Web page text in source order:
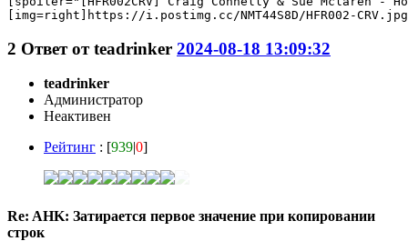
2 Ответ отteadrinker 2024-08-18 13:09:32
teadrinker
Администратор
Неактивен
Рейтинг : [939|0]
Re: AHK: Затирается первое значение при копировании
строк